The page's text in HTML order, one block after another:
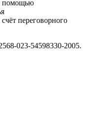
помощью
переговорного
023-54598330-2005.